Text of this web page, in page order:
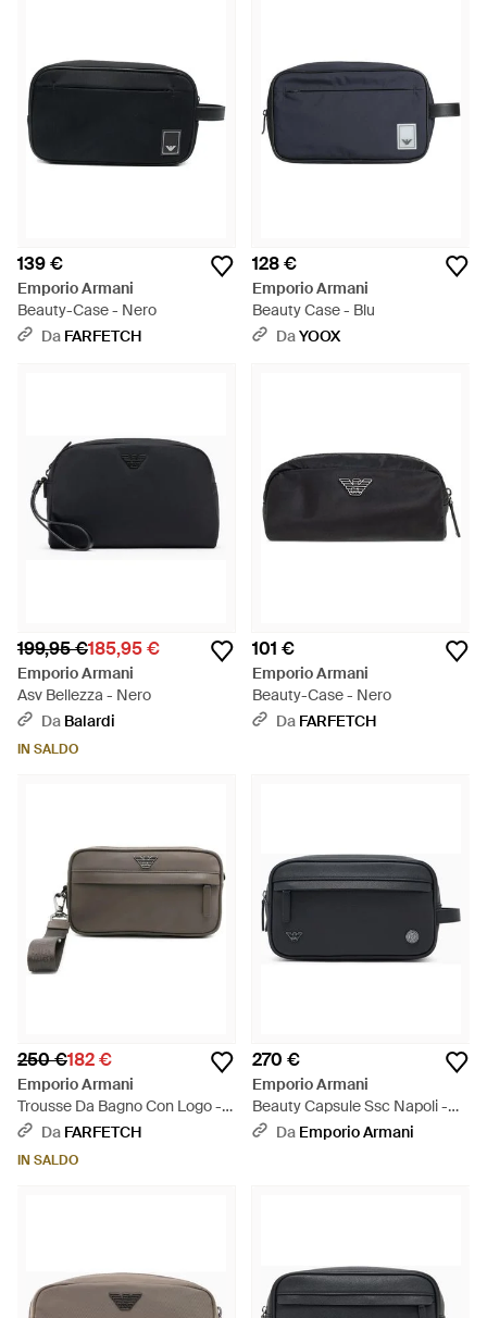
139 €
Emporio Armani
Beauty-Case - Nero
Da FARFETCH
128 €
Emporio Armani
Beauty Case - Blu
DaYOOX
199,95 €185,95 €
Emporio Armani
Asv Bellezza - Nero
Da Balardi
IN SALDO
101 €
Emporio Armani
Beauty-Case - Nero
Da FARFETCH
250 €182 €
Emporio Armani
Trousse Da Bagno Con Logo -
Grigio
Da FARFETCH
IN SALDO
270 €
Emporio Armani
Beauty Capsule Ssc Napoli -
Blu Da Emporio Armani